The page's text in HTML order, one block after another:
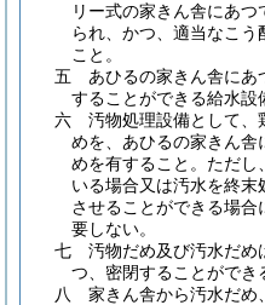
リー式の家きん舎にあ
られ、かつ、適当なこ
こと。
五
あひるの家きん舎に
することができる給水設
六
汚物処理設備として、
めを、あひるの家きん
めを有すること。 ただし
いる場合又は汚水を終末
させることができる場
要しない。
七
汚物だめ及び汚水だめ
つ、密閉することができ
八
家きん舎から汚水だめ